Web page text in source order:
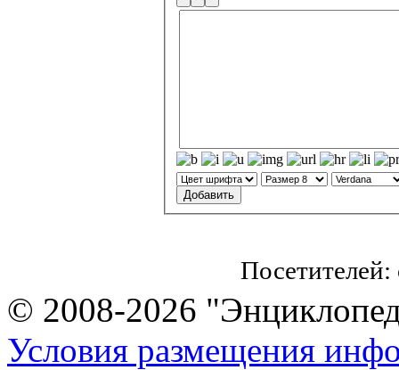
Посетителей:
© 2008-2026
Условия размещения